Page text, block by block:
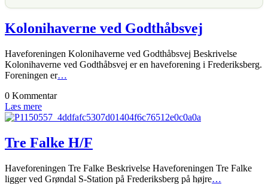
Kolonihaverne ved Godthåbsvej
Haveforeningen Kolonihaverne ved Godthåbsvej Beskrivelse
Kolonihaverne ved Godthåbsvej er en haveforening i Frederiksberg.
Foreningen er…
0 Kommentar
Læs mere
Tre Falke H/F
Haveforeningen Tre Falke Beskrivelse Haveforeningen Tre Falke
ligger ved Grøndal S-Station på Frederiksberg på højre…